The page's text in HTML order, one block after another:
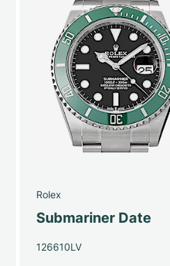
Rolex
Submariner Date
126610LV